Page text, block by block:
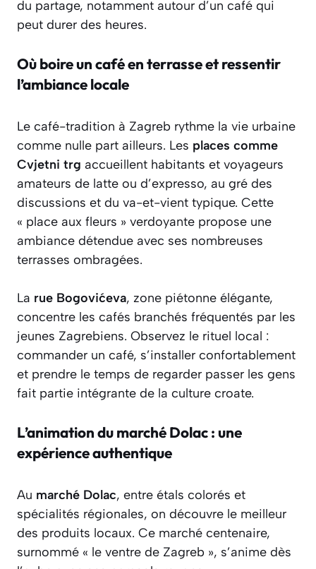
du partage, notamment autour d’un café qui
peut durer des heures.
Où boire un café en terrasse et ressentir
l’ambiance locale
Le café-tradition à Zagreb rythme la vie urbaine
comme nulle part ailleurs. Les places comme
Cvjetni trg accueillent habitants et voyageurs
amateurs de latte ou d’expresso, au gré des
discussions et du va-et-vient typique. Cette
« place aux fleurs » verdoyante propose une
ambiance détendue avec ses nombreuses
terrasses ombragées.
La rue Bogovićeva, zone piétonne élégante,
concentre les cafés branchés fréquentés par les
jeunes Zagrebiens. Observez le rituel local :
commander un café, s’installer confortablement
et prendre le temps de regarder passer les gens
fait partie intégrante de la culture croate.
L’animation du marché Dolac : une
expérience authentique
Au marché Dolac, entre étals colorés et
spécialités régionales, on découvre le meilleur
des produits locaux. Ce marché centenaire,
surnommé « le ventre de Zagreb », s’anime dès